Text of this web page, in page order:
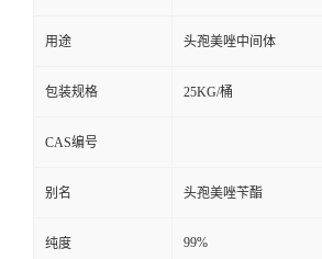
用途 头孢美唑中间体
包装规格 25KG/桶
CAS编号
别名 头孢美唑苄酯
纯度 99%